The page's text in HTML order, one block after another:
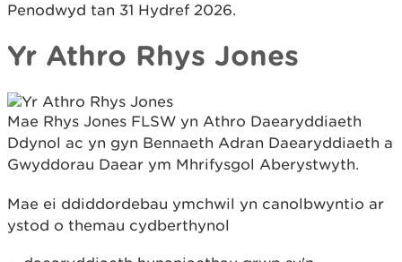
Penodwyd tan 31 Hydref 2026.
Yr Athro Rhys Jones
Mae Rhys Jones FLSW yn Athro Daearyddiaeth
Ddynol ac yn gyn Bennaeth Adran Daearyddiaeth a
Gwyddorau Daear ym Mhrifysgol Aberystwyth.
Mae ei ddiddordebau ymchwil yn canolbwyntio ar
ystod o themau cydberthynol